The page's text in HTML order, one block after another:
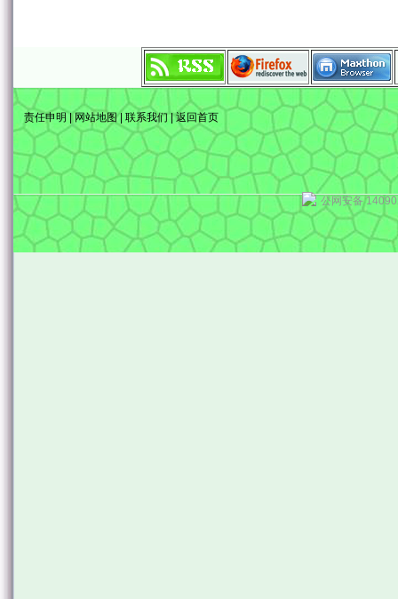
责任申明| 网站地图 联系我们|返回首页
公网安备